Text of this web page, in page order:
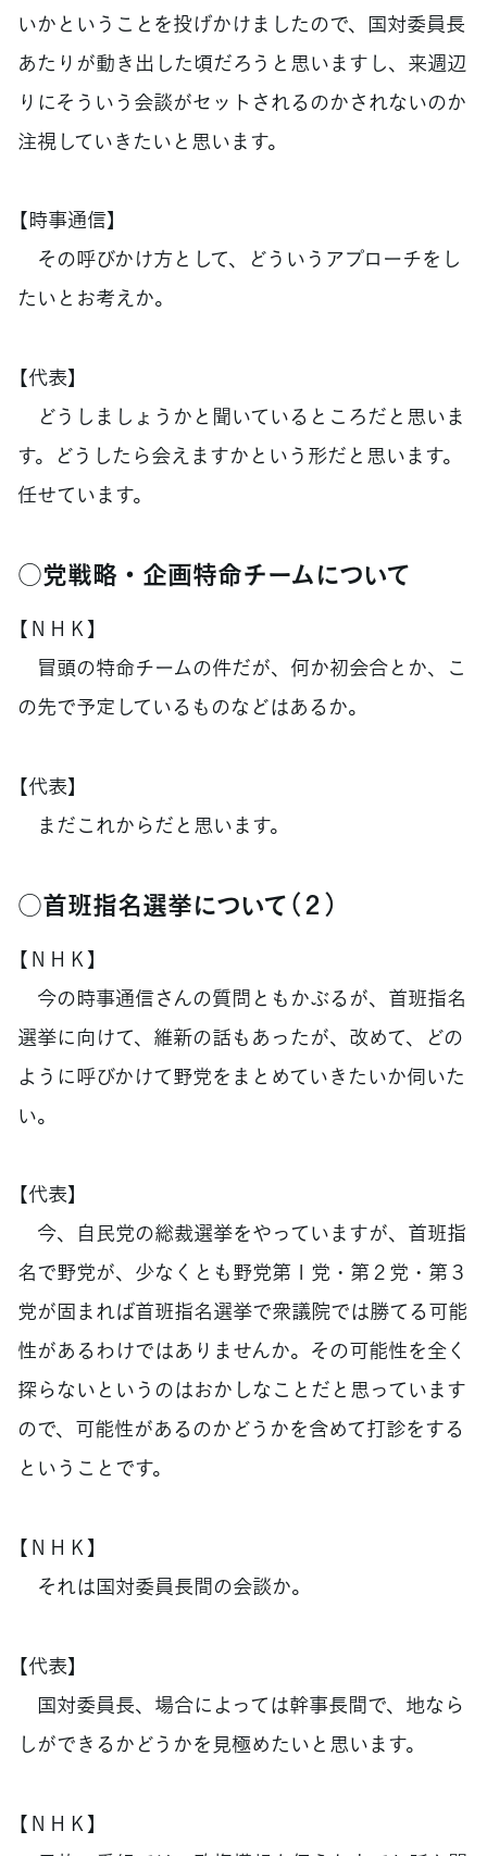
いかということを投げかけましたので、国対委員長
あたりが動き出した頃だろうと思いますし、来週辺
りにそういう会談がセットされるのかされないのか
注視していきたいと思います。
【時事通信】
その呼びかけ方として、どういうアプローチをし
たいとお考えか。
【代表】
どうしましょうかと聞いているところだと思いま
す。どうしたら会えますかという形だと思います。
任せています。
○党戦略・企画特命チームについて
【ＮＨＫ】
冒頭の特命チームの件だが、何か初会合とか、こ
の先で予定しているものなどはあるか。
【代表】
まだこれからだと思います。
○首班指名選挙について（２）
【ＮＨＫ】
今の時事通信さんの質問ともかぶるが、首班指名
選挙に向けて、維新の話もあったが、改めて、どの
ように呼びかけて野党をまとめていきたいか伺いた
い。
【代表】
今、自民党の総裁選挙をやっていますが、首班指
名で野党が、少なくとも野党第１党・第２党・第３
党が固まれば首班指名選挙で衆議院では勝てる可能
性があるわけではありませんか。その可能性を全く
探らないというのはおかしなことだと思っています
ので、可能性があるのかどうかを含めて打診をする
ということです。
【ＮＨＫ】
それは国対委員長間の会談か。
【代表】
国対委員長、場合によっては幹事長間で、地なら
しができるかどうかを見極めたいと思います。
【ＮＨＫ】